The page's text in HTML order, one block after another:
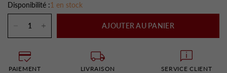
Disponibilité :1 en stock
AJOUTER AU PANIER
PAIEMENT
LIVRAISON
SERVICE CLIENT